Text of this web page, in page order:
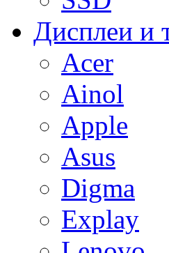
Дисплеи и
Acer
Ainol
Apple
Asus
Digma
Explay